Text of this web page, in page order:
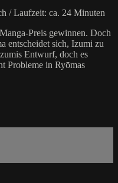
/ Laufzeit: ca. 24 Minuten
Preis gewinnen. Doch
entscheidet sich, Izumi zu
Entwurf, doch es
Probleme in Ryōmas